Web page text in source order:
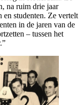
na ruim drie jaar
en studenten. Ze vertelt
in de jaren van de
– tussen het